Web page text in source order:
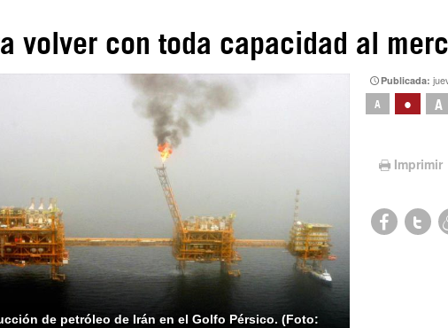
https://urmedium.com/c/hispantv
WhatsApp y Viber: +98 921 79 29 404
Instagram como: hispan_tv
volver con toda capacidad al
de petróleo de Irán en el Golfo Pérsico. (Foto:
Publicada:
A • A
Imprimir